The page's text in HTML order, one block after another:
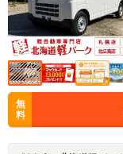
無
料